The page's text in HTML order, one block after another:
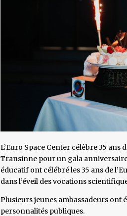
L’Euro Space Center célèbre 35
Transinne pour un gala
éducatif ont célébré les 35 ans de
dans l’éveil des vocations
Plusieurs jeunes ambassadeurs ont
personnalités publiques.